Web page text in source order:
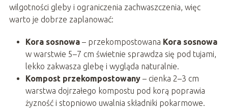
wilgotności gleby i ograniczenia zachwaszczenia, więc
warto je dobrze zaplanować:
Kora sosnowa– przekompostowana Kora sosnowa
w warstwie 5–7 cm świetnie sprawdza się pod tujami,
lekko zakwasza glebę i wygląda naturalnie.
Kompost przekompostowany– cienka 2–3 cm
warstwa dojrzałego kompostu pod korą poprawia
żyzność i stopniowo uwalnia składniki pokarmowe.